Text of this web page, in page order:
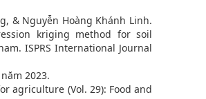
& Nguyễn Hoàng Khánh Linh.
kriging method for soil
ISPRS International Journal
2023.
agriculture (Vol. 29): Food and